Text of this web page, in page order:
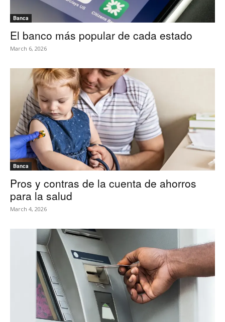
Banca
El banco más popular de cada estado
March 6, 2026
Banca
Pros y contras de la cuenta de ahorros
para la salud
March 4, 2026